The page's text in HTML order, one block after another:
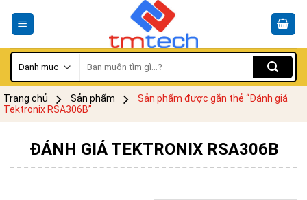
kiếm:
Trang chủ Sản phẩm
Sản phẩm được gắn thẻ “Đánh giá
Tektronix RSA306B”
ĐÁNH GIÁ TEKTRONIX RSA306B